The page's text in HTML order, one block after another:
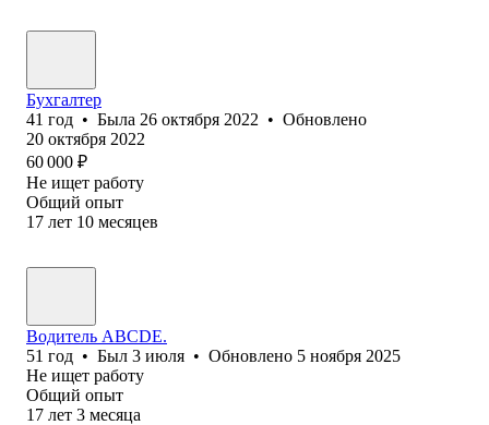
Бухгалтер
41 год • Была 26 октября 2022 • Обновлено
20 октября 2022
60 000 ₽
Не ищет работу
Общий опыт
17 лет 10 месяцев
Водитель ABCDE.
51 год • Был 3 июля • Обновлено 5 ноября 2025
Не ищет работу
Общий опыт
17 лет 3 месяца